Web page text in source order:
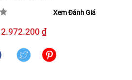
Xem Đánh Giá
2.972.200 ₫